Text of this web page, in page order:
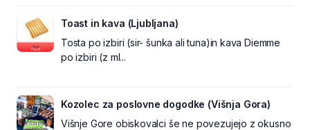
Toast in kava (Ljubljana)
Tosta po izbiri (sir- šunka ali tuna)in kava Diemme
po izbiri (z ml...
Kozolec za poslovne dogodke (Višnja Gora)
Višnje Gore obiskovalci še ne povezujejo z okusno